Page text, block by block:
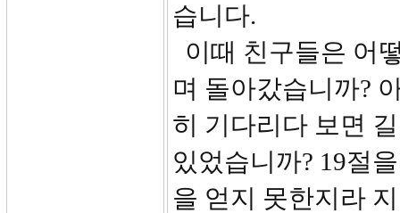
습니다.
이때 친구들은 어
며 돌아갔습니까?
히 기다리다 보면
있었습니까? 19절
을 얻지 못한지라